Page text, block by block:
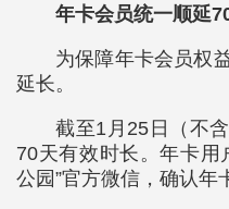
年卡会员统一顺延
为保障年卡会员权
延长。
截至1月25日（不
70天有效时长。年卡用
公园”官方微信，确认年